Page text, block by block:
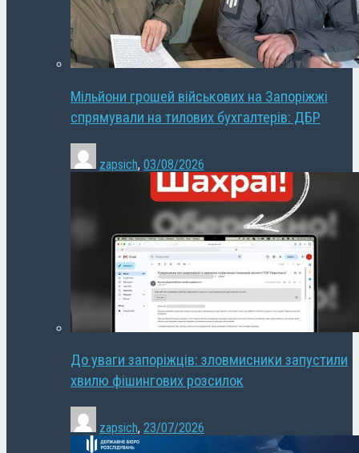
Мільйони грошей військових на Запоріжжі
спрямували на тилових бухгалтерів: ДБР
zapsich, 03/08/2026
До уваги запоріжців: зловмисники запустили
хвилю фішингових розсилок
zapsich, 23/07/2026